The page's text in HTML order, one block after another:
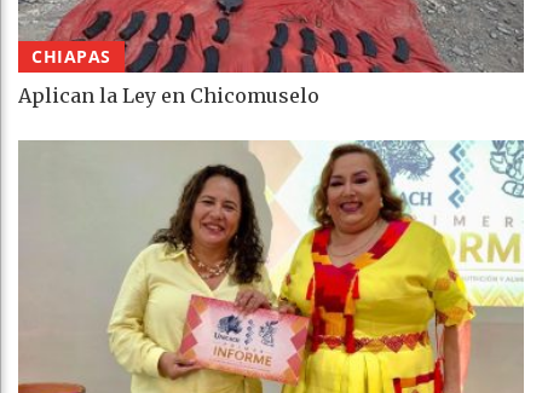
CHIAPAS
Aplican la Ley en Chicomuselo